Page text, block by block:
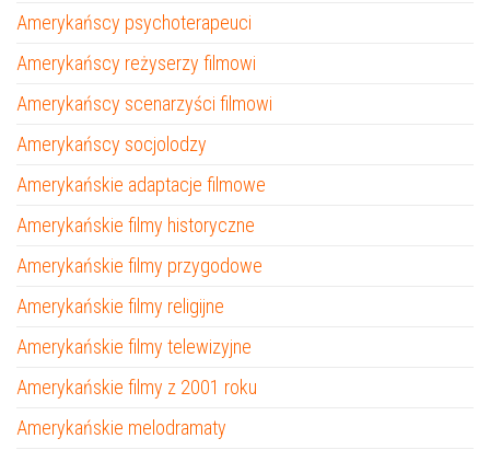
Amerykańscy psychoterapeuci
Amerykańscy reżyserzy filmowi
Amerykańscy scenarzyści filmowi
Amerykańscy socjolodzy
Amerykańskie adaptacje filmowe
Amerykańskie filmy historyczne
Amerykańskie filmy przygodowe
Amerykańskie filmy religijne
Amerykańskie filmy telewizyjne
Amerykańskie filmy z 2001 roku
Amerykańskie melodramaty